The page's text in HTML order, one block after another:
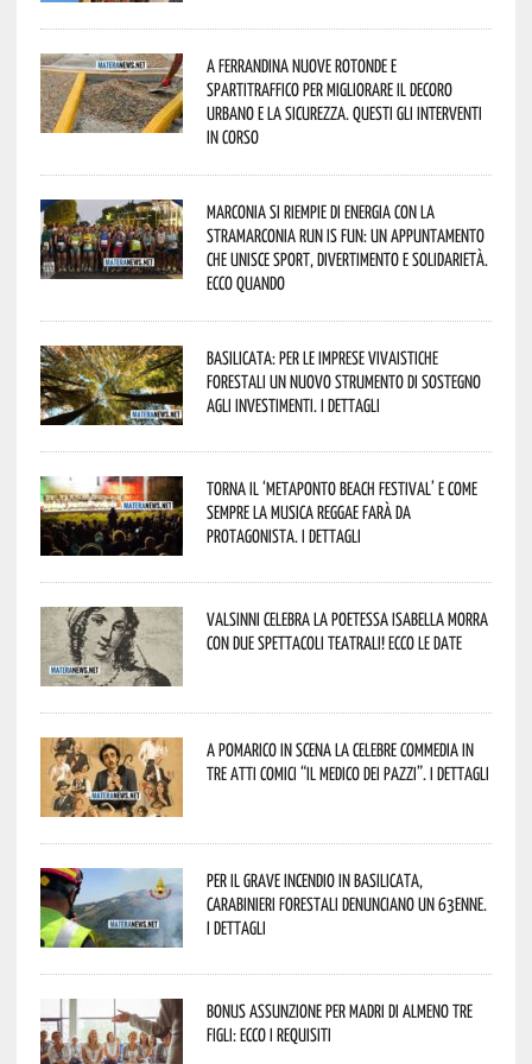
A Ferrandina nuove rotonde e
spartitraffico per migliorare il decoro
urbano e la sicurezza. Questi gli interventi
in corso
Marconia si riempie di energia con la
StraMarconia Run is Fun: un appuntamento
che unisce sport, divertimento e solidarietà.
Ecco quando
Basilicata: per le imprese vivaistiche
forestali un nuovo strumento di sostegno
agli investimenti. I dettagli
Torna il ‘Metaponto beach festival’ e come
sempre la musica reggae farà da
protagonista. I dettagli
Valsinni celebra la poetessa Isabella Morra
con due spettacoli teatrali! Ecco le date
A Pomarico in scena la celebre commedia in
tre atti comici “Il medico dei pazzi”. I dettagli
Per il grave incendio in Basilicata,
Carabinieri forestali denunciano un 63enne.
I dettagli
Bonus assunzione per madri di almeno tre
figli: ecco i requisiti